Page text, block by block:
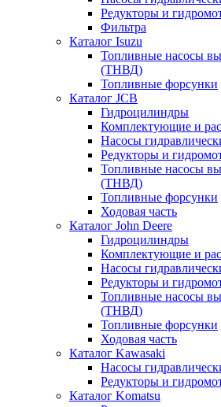
Редукторы и
Фильтра
Каталог Isuzu
Топливные насосы
(ТНВД)
Топливные форсунки
Каталог JCB
Гидроцилиндры
Комплектующие и
Насосы
Редукторы и
Топливные насосы
(ТНВД)
Топливные форсунки
Ходовая часть
Каталог John Deere
Гидроцилиндры
Комплектующие и
Насосы
Редукторы и
Топливные насосы
(ТНВД)
Топливные форсунки
Ходовая часть
Каталог Kawasaki
Насосы
Редукторы и
Каталог Komatsu